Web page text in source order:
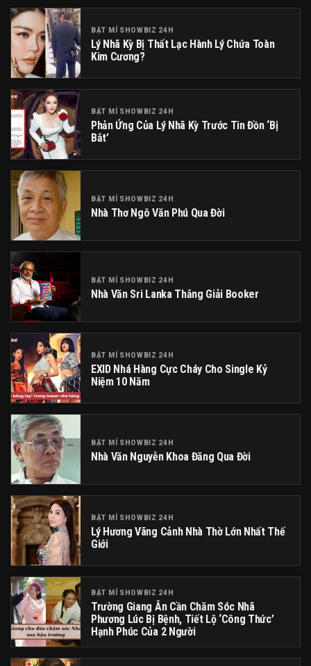
BẬT MÍ SHOWBIZ 24H
Lý Nhã Kỳ Bị Thất Lạc Hành Lý Chứa Toàn
Kim Cương?
BẬT MÍ SHOWBIZ 24H
Phản Ứng Của Lý Nhã Kỳ Trước Tin Đồn ‘bị
Bắt’
BẬT MÍ SHOWBIZ 24H
Nhà Thơ Ngô Văn Phú Qua Đời
BẬT MÍ SHOWBIZ 24H
Nhà Văn Sri Lanka Thắng Giải Booker
BẬT MÍ SHOWBIZ 24H
EXID Nhá Hàng Cực Cháy Cho Single Kỷ
Niệm 10 Năm
BẬT MÍ SHOWBIZ 24H
Nhà Văn Nguyễn Khoa Đăng Qua Đời
BẬT MÍ SHOWBIZ 24H
Lý Hương Vãng Cảnh Nhà Thờ Lớn Nhất Thế
Giới
BẬT MÍ SHOWBIZ 24H
Trường Giang Ân Cần Chăm Sóc Nhã
Phương Lúc Bị Bệnh, Tiết Lộ ‘công Thức’
Hạnh Phúc Của 2 Người